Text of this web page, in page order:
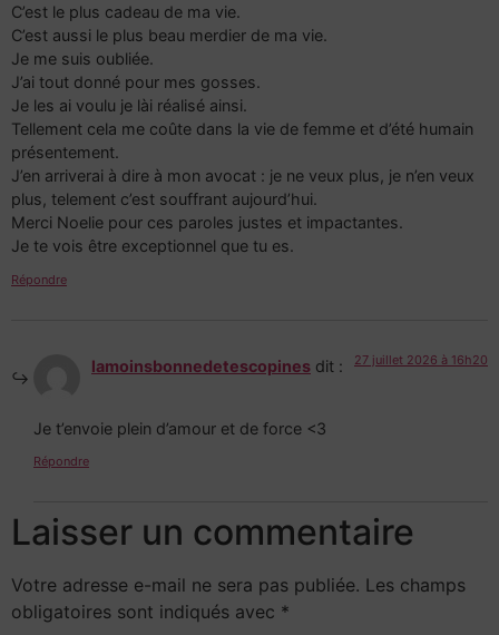
C’est le plus cadeau de ma vie.
C’est aussi le plus beau merdier de ma vie.
Je me suis oubliée.
J’ai tout donné pour mes gosses.
Je les ai voulu je lài réalisé ainsi.
Tellement cela me coûte dans la vie de femme et d’été humain
présentement.
J’en arriverai à dire à mon avocat : je ne veux plus, je n’en veux
plus, telement c’est souffrant aujourd’hui.
Merci Noelie pour ces paroles justes et impactantes.
Je te vois être exceptionnel que tu es.
Répondre
lamoinsbonnedetescopines dit : 27 juillet 2026 à 16h20
Je t’envoie plein d’amour et de force <3
Répondre
Laisser un commentaire
Votre adresse e-mail ne sera pas publiée. Les champs
obligatoires sont indiqués avec *